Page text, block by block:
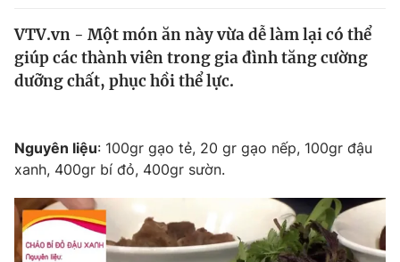
Thế giới
Thế giới đó đây
Câu chuyện quốc tế
Tài chính
Thị trường
Góc doanh nghiệp
Dữ liệu và đời sống
Truyền hình
VTV.vn - Một món ăn này vừa dễ làm lại có thể
giúp các thành viên trong gia đình tăng cường
dưỡng chất, phục hồi thể lực.
Nguyên liệu: 100gr gạo tẻ, 20 gr gạo nếp, 100gr đậu
xanh, 400gr bí đỏ, 400gr sườn.